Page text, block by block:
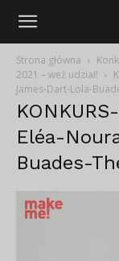
Strona główna
2021 – weź udział!
James-Dart-Lola-
Eléa-
Buades-